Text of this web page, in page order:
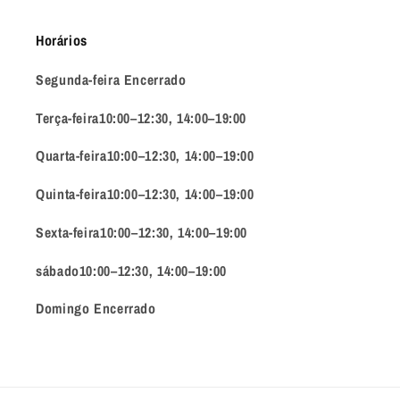
Horários
Segunda-feira Encerrado
Terça-feira10:00–12:30, 14:00–19:00
Quarta-feira10:00–12:30, 14:00–19:00
Quinta-feira10:00–12:30, 14:00–19:00
Sexta-feira10:00–12:30, 14:00–19:00
sábado10:00–12:30, 14:00–19:00
Domingo Encerrado